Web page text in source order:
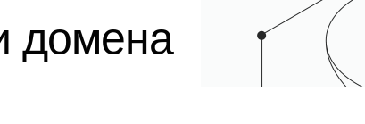
домена